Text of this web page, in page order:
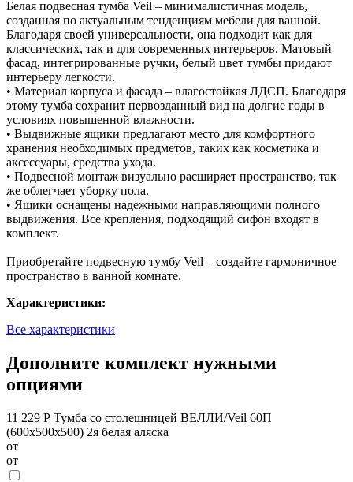
Белая подвесная тумба Veil – минималистичная модель,
созданная по актуальным тенденциям мебели для ванной.
Благодаря своей универсальности, она подходит как для
классических, так и для современных интерьеров. Матовый
фасад, интегрированные ручки, белый цвет тумбы придают
интерьеру легкости.
• Материал корпуса и фасада – влагостойкая ЛДСП. Благодаря
этому тумба сохранит первозданный вид на долгие годы в
условиях повышенной влажности.
• Выдвижные ящики предлагают место для комфортного
хранения необходимых предметов, таких как косметика и
аксессуары, средства ухода.
• Подвесной монтаж визуально расширяет пространство, так
же облегчает уборку пола.
• Ящики оснащены надежными направляющими полного
выдвижения. Все крепления, подходящий сифон входят в
комплект.
Приобретайте подвесную тумбу Veil – создайте гармоничное
пространство в ванной комнате.
Характеристики:
Все характеристики
Дополните комплект нужными
опциями
11 229 Р Тумба со столешницей ВЕЛЛИ/Veil 60П
(600х500х500) 2я белая аляска
от
от